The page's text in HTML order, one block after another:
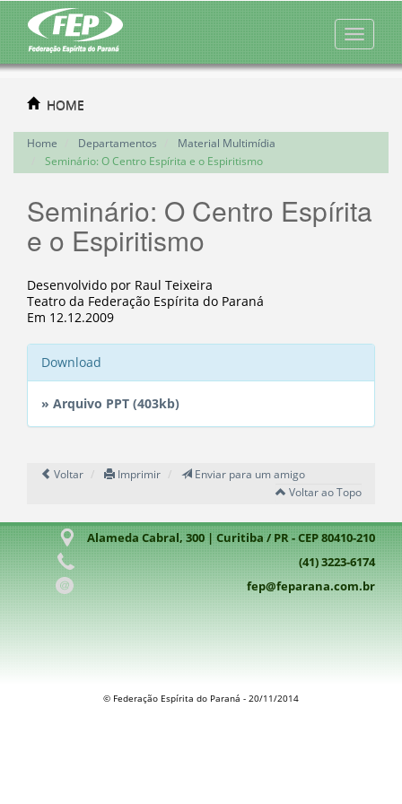
HOME
Home Departamentos
Material Multimídia
Seminário: O Centro Espírita e o Espiritismo
Seminário: O Centro Espírita
e o Espiritismo
Desenvolvido por Raul Teixeira
Teatro da Federação Espírita do Paraná
Em 12.12.2009
Download
» Arquivo PPT (403kb)
Voltar Imprimir
Enviar para um amigo
Voltar ao Topo
Alameda Cabral, 300 | Curitiba / PR - CEP 80410-210
(41) 3223-6174
fep@feparana.com.br
© Federação Espírita do Paraná - 20/11/2014